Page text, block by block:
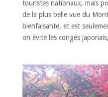
touristes nationaux, mais
de la plus belle vue du
bienfaisante, et est
on évite les congés